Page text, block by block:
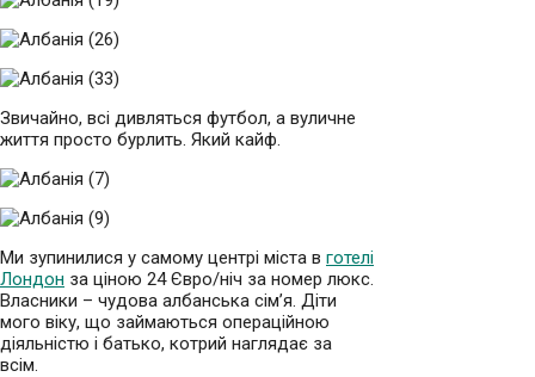
Звичайно, всі дивляться футбол, а вуличне
життя просто бурлить. Який кайф.
Ми зупинилися у самому центрі міста в готелі
Лондон за ціною 24 Євро/ніч за номер люкс.
Власники – чудова албанська сім’я. Діти
мого віку, що займаються операційною
діяльністю і батько, котрий наглядає за
всім.